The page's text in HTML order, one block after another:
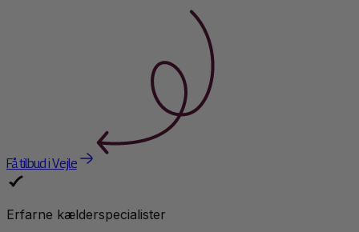
Få tilbud i Vejle
Erfarne kælderspecialister